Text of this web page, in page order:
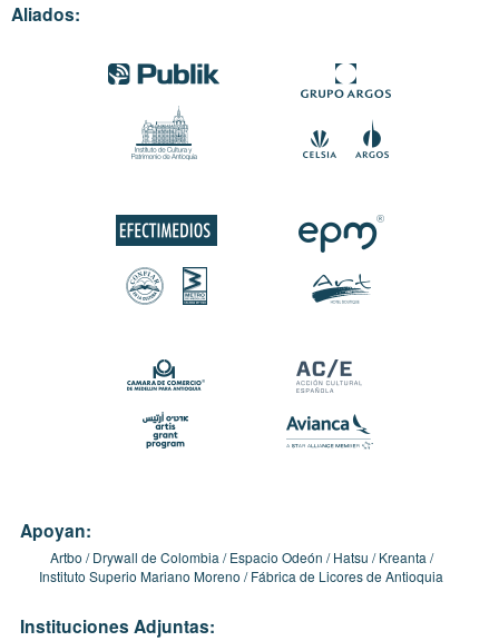
Aliados:
Apoyan:
Artbo Drywall de Colombia Espacio Odeón Hatsu
Kreanta
Instituto Superio Mariano Moreno
Fábrica de Licores de Antioquia
Instituciones Adjuntas: